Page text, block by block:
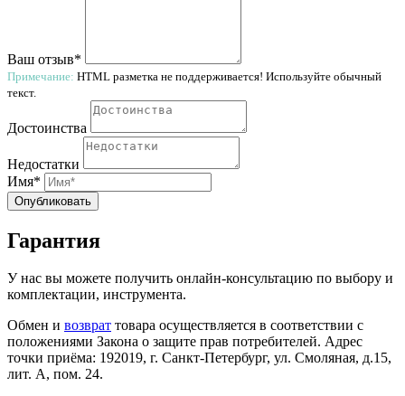
Ваш отзыв*
Примечание: HTML разметка не поддерживается! Используйте обычный
текст.
Достоинства
Недостатки
Имя*
Опубликовать
Гарантия
У нас вы можете получить онлайн-консультацию по выбору и
комплектации, инструмента.
Обмен и возврат товара осуществляется в соответствии с
положениями Закона о защите прав потребителей. Адрес
точки приёма: 192019, г. Санкт-Петербург, ул. Смоляная, д.15,
лит. А, пом. 24.